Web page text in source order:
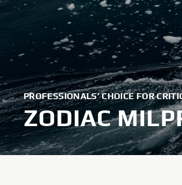
PROFESSIONALS’ CHOICE FOR
ZODIAC